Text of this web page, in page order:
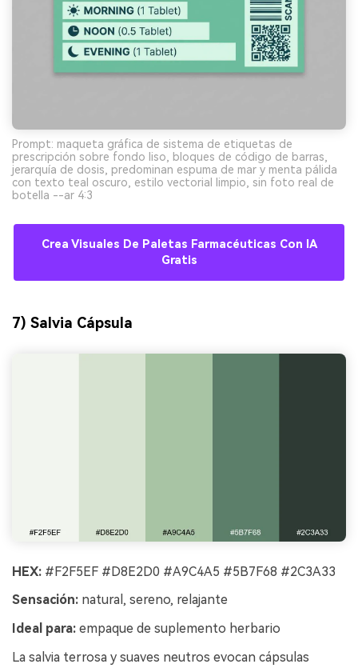
Prompt: maqueta gráfica de sistema de etiquetas de
prescripción sobre fondo liso, bloques de código de barras,
jerarquía de dosis, predominan espuma de mar y menta pálida
con texto teal oscuro, estilo vectorial limpio, sin foto real de
botella --ar 4:3
Crea Visuales De Paletas Farmacéuticas Con IA
Gratis
7) Salvia Cápsula
HEX: #F2F5EF #D8E2D0 #A9C4A5 #5B7F68 #2C3A33
Sensación: natural, sereno, relajante
Ideal para: empaque de suplemento herbario
La salvia terrosa y suaves neutros evocan cápsulas